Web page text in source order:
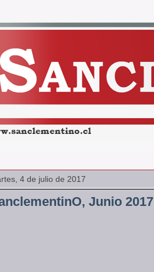
4 de julio de 2017
Junio 2017